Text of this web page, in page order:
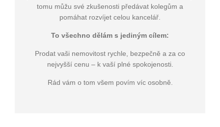
tomu můžu své zkušenosti předávat kolegům a
pomáhat rozvíjet celou kancelář.
To všechno dělám s jediným cílem:
Prodat vaši nemovitost rychle, bezpečně a za co
nejvyšší cenu – k vaší plné spokojenosti.
Rád vám o tom všem povím víc osobně.